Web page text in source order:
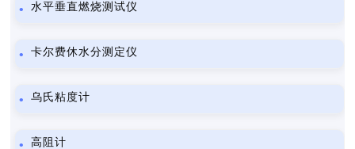
水平垂直燃烧测试仪
卡尔费休水分测定仪
乌氏粘度计
高阻计